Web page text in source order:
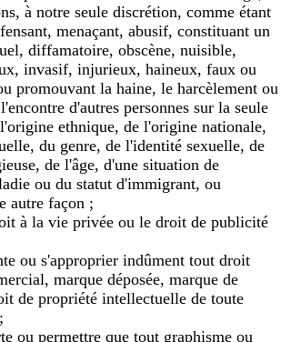
à notre seule discrétion, comme étant
menaçant, abusif, constituant un
diffamatoire, obscène, nuisible,
invasif, injurieux, haineux, faux ou
promouvant la haine, le harcèlement ou
d'autres personnes sur la seule
ethnique, de l'origine nationale,
du genre, de l'identité sexuelle, de
de l'âge, d'une situation de
ou du statut d'immigrant, ou
autre façon ;
à la vie privée ou le droit de publicité
ou s'approprier indûment tout droit
marque déposée, marque de
de propriété intellectuelle de toute
ou permettre que tout graphisme ou